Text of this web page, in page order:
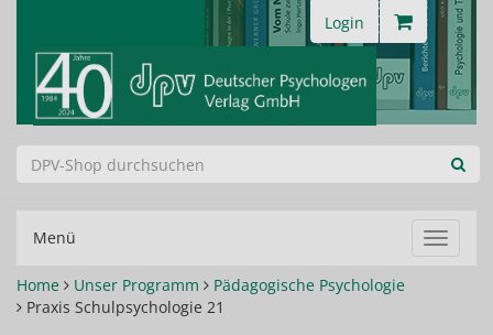
Login
Menü
ein-/
Home
Unser Programm
Pädagogische Psychologie
Praxis Schulpsychologie 21